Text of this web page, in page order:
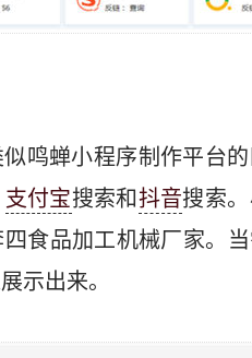
鸣蝉小程序制作平台
支付宝搜索和抖音搜索
食品加工机械厂家。
示出来。